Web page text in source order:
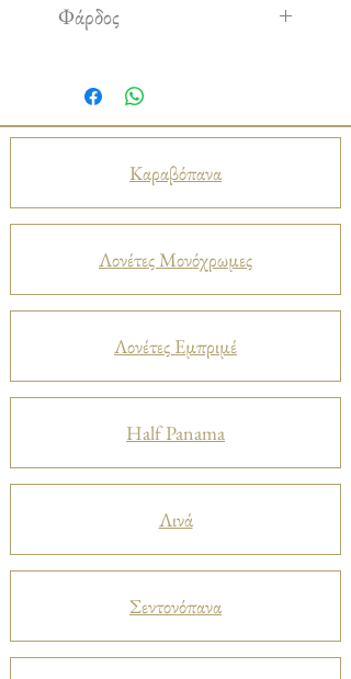
Φάρδος
Καραβόπανα
Λονέτες Μονόχρωμες
Λονέτες Εμπριμέ
Half Panama
Λινά
Σεντονόπανα